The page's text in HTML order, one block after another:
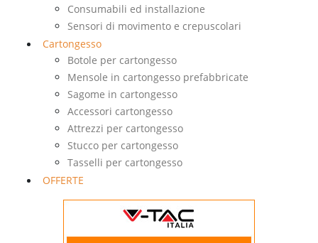
Consumabili ed installazione
Sensori di movimento e crepuscolari
Cartongesso
Botole per cartongesso
Mensole in cartongesso prefabbricate
Sagome in cartongesso
Accessori cartongesso
Attrezzi per cartongesso
Stucco per cartongesso
Tasselli per cartongesso
OFFERTE